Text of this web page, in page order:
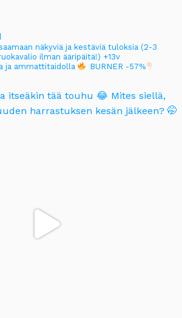
näkyviä ja kestäviä tuloksia (2-3
ilman ääripäitä!) +13v
ja ammattitaidolla
BURNER -57%